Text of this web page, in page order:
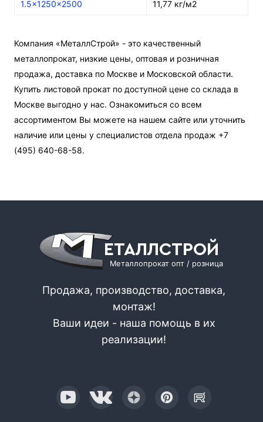
1.5x1250x2500 11,77 кг/м2
Компания «МеталлСтрой» - это качественный
металлопрокат, низкие цены, оптовая и розничная
продажа, доставка по Москве и Московской области.
Купить листовой прокат по доступной цене со склада в
Москве выгодно у нас. Ознакомиться со всем
ассортиментом Вы можете на нашем сайте или уточнить
наличие или цены у специалистов отдела продаж +7
(495) 640-68-58.
ЕТАЛЛСТРОЙ
Металлопрокат опт / розница
Продажа, производство, доставка,
монтаж!
Ваши идеи - наша помощь в их
реализации!